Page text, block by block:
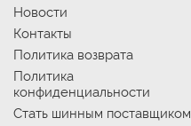
Новости
Контакты
Политика возврата
Политика
конфиденциальности
Стать шинным поставщиком